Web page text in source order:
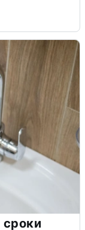
сроки